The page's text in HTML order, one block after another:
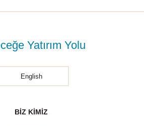
Yatırım Yolu
English
BIZ KIMIZ